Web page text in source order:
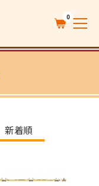
0
新着順